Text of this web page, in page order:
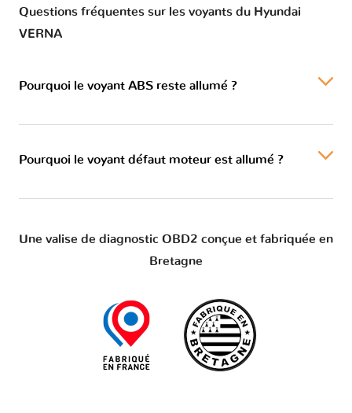
Questions fréquentes sur les voyants du Hyundai
VERNA
Pourquoi le voyant ABS reste allumé ?
Pourquoi le voyant défaut moteur est allumé ?
Une valise de diagnostic OBD2 conçue et fabriquée en
Bretagne